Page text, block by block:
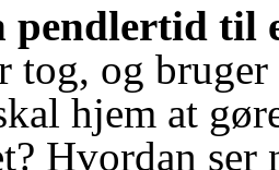
pendlertid til
tog, og
hjem at
Hvordan